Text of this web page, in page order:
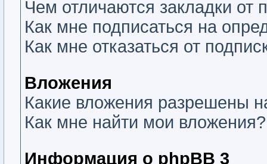
Чем отличаются закладки от
Как мне подписаться на
Как мне отказаться от
Вложения
Какие вложения разрешены
Как мне найти мои вложения?
Информация о phpBB 3